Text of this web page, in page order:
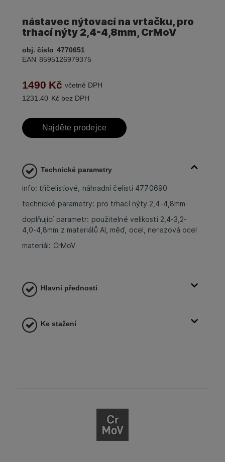
nástavec nýtovací na vrtačku, pro
trhací nýty 2,4-4,8mm, CrMoV
obj. číslo 4770651
EAN 8595126979375
1490 Kč včetně DPH
1231.40 Kč bez DPH
Najděte prodejce
Technické parametry
info: tříčelisťové, náhradní čelisti 4770690
technické parametry: pro trhací nýty 2,4-4,8mm
doplňující parametr: použitelné velikosti 2,4-3,2-
4,0-4,8mm z materiálů Al, měď, ocel, nerezová ocel
materiál: CrMoV
Hlavní přednosti
Ke stažení